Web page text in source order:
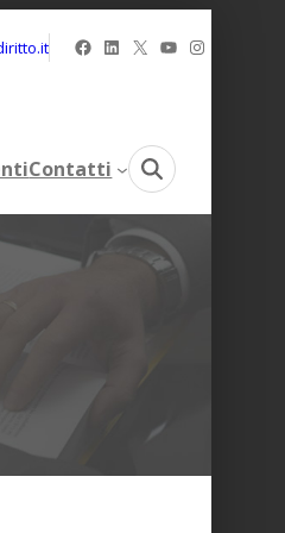
Facebook
LinkedIn
X YouTube
Instagram
Contatti